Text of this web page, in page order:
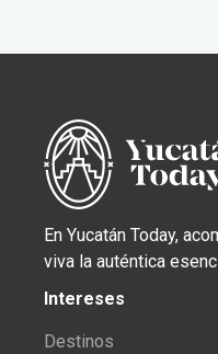
En Yucatán Today,
viva la auténtica
Intereses
Destinos